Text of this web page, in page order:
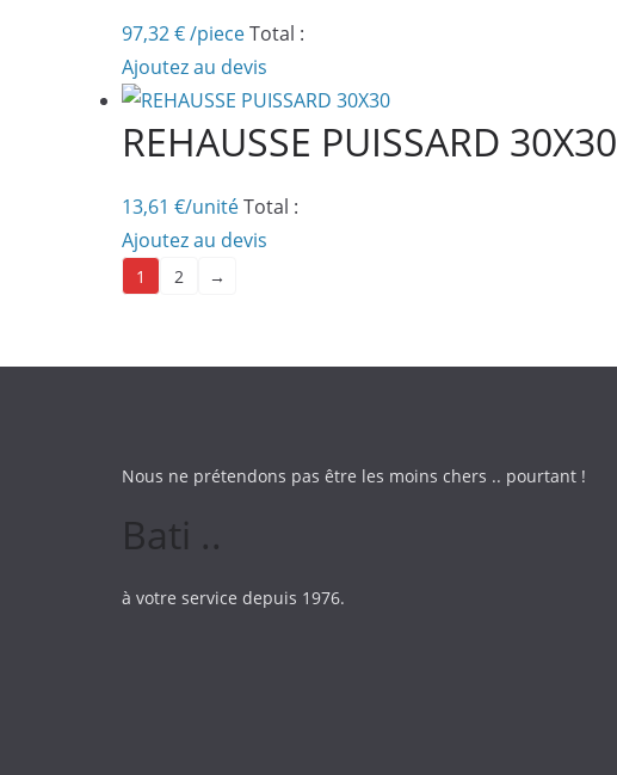
97,32€/pieceTotal :
Ajoutez au devis
REHAUSSE PUISSARD 30X30
13,61 €/unitéTotal :
Ajoutez au devis
1 2 →
Nous ne prétendons pas être les moins chers .. pourtant !
Bati ..
à votre service depuis 1976.